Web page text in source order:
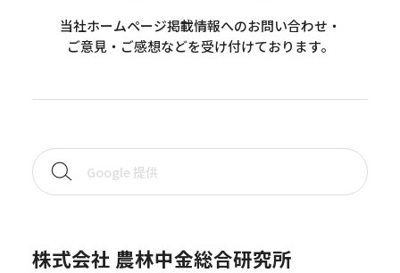
当社ホームページ掲載情報へのお問い合わせ・
ご意見・ご感想などを受け付けております。
株式会社 農林中金総合研究所